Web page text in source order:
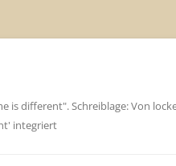
different". Schreiblage: Von
integriert